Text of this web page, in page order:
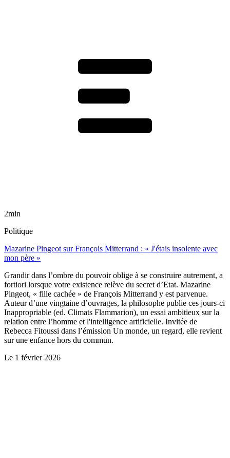
2min
Politique
Mazarine Pingeot sur François Mitterrand : « J'étais insolente avec
mon père »
Grandir dans l’ombre du pouvoir oblige à se construire autrement, a
fortiori lorsque votre existence relève du secret d’Etat. Mazarine
Pingeot, « fille cachée » de François Mitterrand y est parvenue.
Auteur d’une vingtaine d’ouvrages, la philosophe publie ces jours-ci
Inappropriable (ed. Climats Flammarion), un essai ambitieux sur la
relation entre l’homme et l'intelligence artificielle. Invitée de
Rebecca Fitoussi dans l’émission Un monde, un regard, elle revient
sur une enfance hors du commun.
Le 1 février 2026